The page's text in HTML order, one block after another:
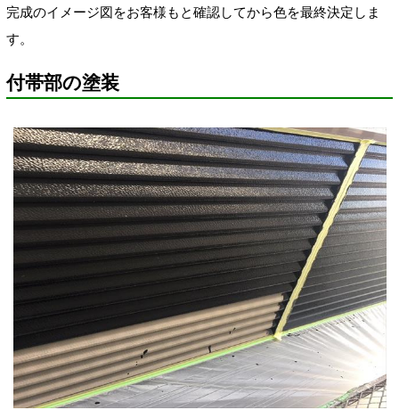
完成のイメージ図をお客様もと確認してから色を最終決定しま
す。
付帯部の塗装